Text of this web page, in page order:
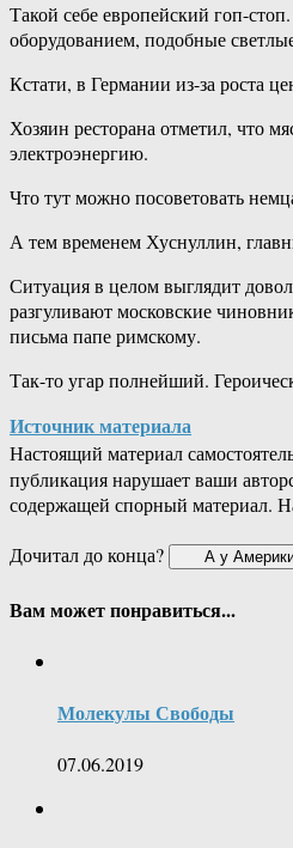
Такой себе европейский гоп-
оборудованием, подобные
Кстати, в Германии из-за роста
Хозяин ресторана отметил, что
электроэнергию.
Что тут можно посоветовать
А тем временем Хуснуллин,
Ситуация в целом выглядит
разгуливают московские
письма папе римскому.
Так-то угар полнейший.
Источник материала
Настоящий материал
публикация нарушает ваши
содержащей спорный материал.
Дочитал до конца?
Вам может понравиться...
Молекулы Свободы
07.06.2019